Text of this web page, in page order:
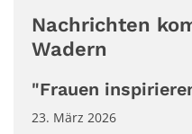
Nachrichten
Wadern
"Frauen
23. März 2026